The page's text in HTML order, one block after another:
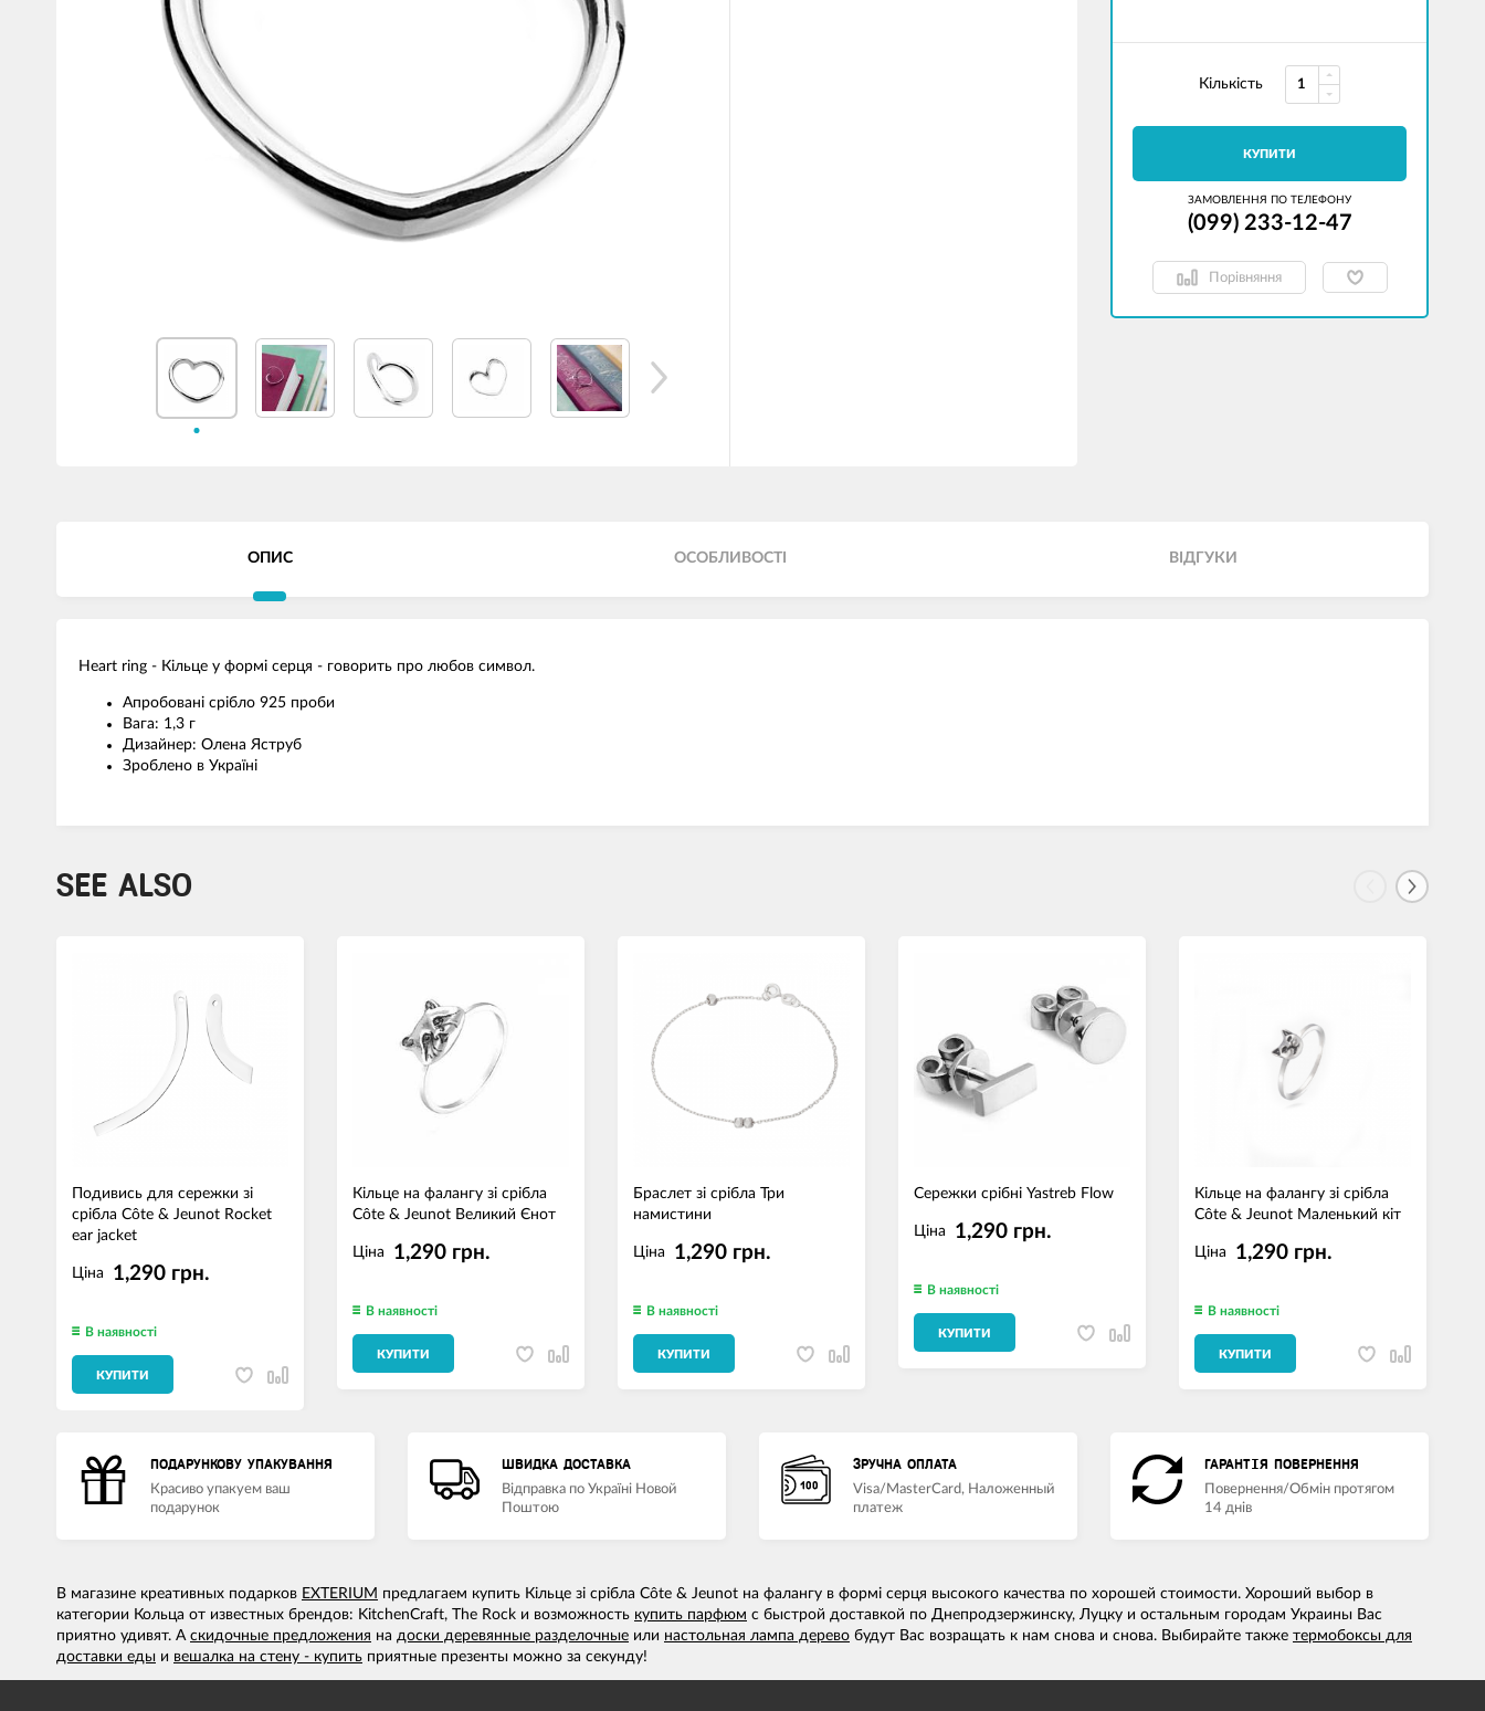
Кількість
КУПИТИ
ЗАМОВЛЕННЯ ПО ТЕЛЕФОНУ
(099) 233-12-47
Порівняння
ОПИС ОСОБЛИВОСТІ ВІДГУКИ
Heart ring - Кільце у формі серця - говорить про любов символ.
Апробовані срібло 925 проби
Вага: 1,3 г
Дизайнер: Олена Яструб
Зроблено в Україні
SEE ALSO
Подивись для сережки зі
срібла Côte & Jeunot Rocket
ear jacket
Ціна 1,290 грн.
В наявності
КУПИТИ
Кільце на фалангу зі срібла
Côte & Jeunot Великий Єнот
Ціна 1,290 грн.
В наявності
КУПИТИ
Браслет зі срібла Три
намистини
Ціна 1,290 грн.
В наявності
КУПИТИ
Сережки срібні Yastreb Flow
Ціна 1,290 грн.
В наявності
КУПИТИ
Кільце на фалангу зі срібла
Côte & Jeunot Маленький кіт
Ціна 1,290 грн.
В наявності
КУПИТИ
ПОДАРУНКОВУ УПАКУВАННЯ
Красиво упакуем ваш
подарунок
ШВИДКА ДОСТАВКА
Відправка по Україні Новой
Поштою
ЗРУЧНА ОПЛАТА
Visa/MasterCard, Наложенный
платеж
ГАРАНТІЯ ПОВЕРНЕННЯ
Повернення/Обмін протягом
14 днів
В магазине креативных подарков EXTERIUM предлагаем купить Кільце зі срібла Côte & Jeunot на фалангу в формі серця высокого качества по хорошей стоимости. Хороший выбор в
категории Кольца от известных брендов: KitchenCraft, The Rock и возможность купить парфюм с быстрой доставкой по Днепродзержинску, Луцку и остальным городам Украины Вас
приятно удивят. А скидочные предложения на доски деревянные разделочные или настольная лампа дерево будут Вас возращать к нам снова и снова. Выбирайте также термобоксы для
доставки еды и вешалка на стену - купить приятные презенты можно за секунду!